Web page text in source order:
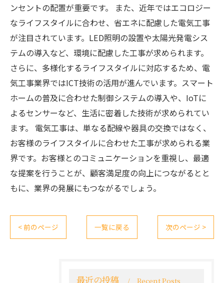
ンセントの配置が重要です。 また、近年ではエコロジー
なライフスタイルに合わせ、省エネに配慮した電気工事
が注目されています。LED照明の設置や太陽光発電シス
テムの導入など、環境に配慮した工事が求められます。
さらに、多様化するライフスタイルに対応するため、電
気工事業界ではICT技術の活用が進んでいます。スマート
ホームの普及に合わせた制御システムの導入や、IoTに
よるセンサーなど、生活に密着した技術が求められてい
ます。 電気工事は、単なる配線や器具の交換ではなく、
お客様のライフスタイルに合わせた工事が求められる業
界です。お客様とのコミュニケーションを重視し、最適
な提案を行うことが、顧客満足度の向上につながるとと
もに、業界の発展にもつながるでしょう。
< 前のページ 一覧に戻る 次のページ >
最近の投稿 Recent Posts